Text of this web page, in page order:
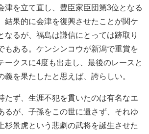
津を立て直し、豊臣家臣団第3位となる
結果的に会津を復興させたことが関ケ
なるが、福島は謙信にとっては跡取り
もある。ケンシンコウが新潟で重賞を
ークスに4度も出走し、最後のレースと
義を果たしたと思えば、誇らしい。
たず、生涯不犯を貫いたのは有名なエ
るが、子孫をこの世に遺さず、それゆ
杉景虎という悲劇の武将を誕生させた